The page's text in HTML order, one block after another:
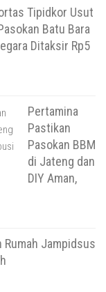
Tipidkor Usut
Batu Bara
Ditaksir Rp5
Pertamina
Pastikan
Pasokan BBM
di Jateng dan
DIY Aman,
Rumah Jampidsus